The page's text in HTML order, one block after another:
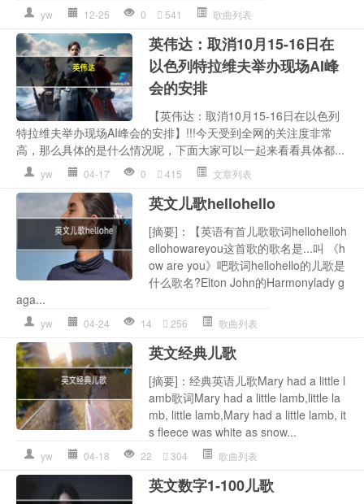
yw 12-25 0 541 歌曲列表
英伟达：取消10月15-16日在
以色列特拉维夫举办现场AI峰
会的安排
【英伟达：取消10月15-16日在以色列
特拉维夫举办现场AI峰会的安排】!!!今天受到全网的关注度非常
高，那么具体的是什么情况呢，下面大家可以一起来看看具体都...
yw 04-17 0 415 文章列表
英文儿歌hellohello
[摘要]：【英语有首儿歌歌词hellohelloh
ellohowareyou这首歌的歌名是...叫 《h
ow are you》吧歌词hellohello的儿歌是
什么歌名?Elton John的Harmonylady g
aga...
yw 04-24 14 256 歌曲列表
英文经典儿歌
[摘要]：经典英语儿歌Mary had a little l
amb歌词Mary had a little lamb,little la
mb, little lamb,Mary had a little lamb, it
s fleece was white as snow...
yw 04-18 22 304 歌曲列表
英文数字1-100儿歌